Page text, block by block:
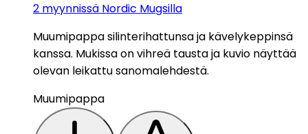
2 myynnissä Nordic Mugsilla
Muumipappa silinterihattunsa ja kävelykeppinsä
kanssa. Mukissa on vihreä tausta ja kuvio näyttää
olevan leikattu sanomalehdestä.
Muumipappa